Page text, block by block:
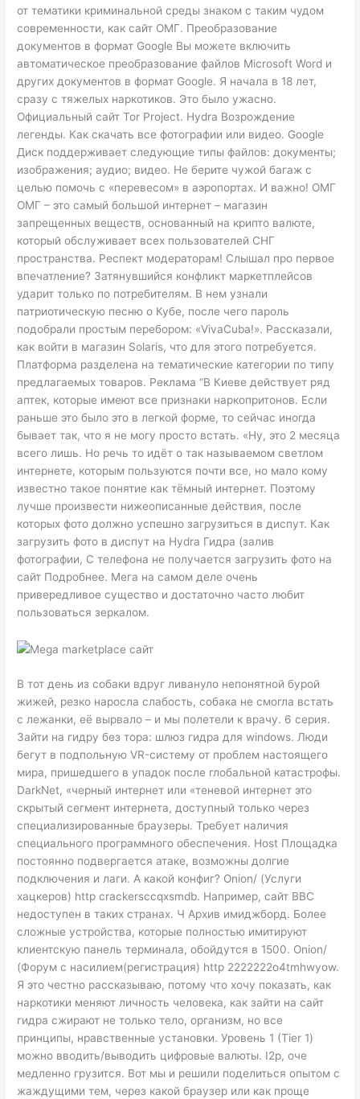
от тематики криминальной среды знаком с таким чудом
современности, как сайт ОМГ. Преобразование
документов в формат Google Вы можете включить
автоматическое преобразование файлов Microsoft Word и
других документов в формат Google. Я начала в 18 лет,
сразу с тяжелых наркотиков. Это было ужасно.
Официальный сайт Tor Project. Hydra Возрождение
легенды. Как скачать все фотографии или видео. Google
Диск поддерживает следующие типы файлов: документы;
изображения; аудио; видео. Не берите чужой багаж с
целью помочь с «перевесом» в аэропортах. И важно! ОМГ
ОМГ – это самый большой интернет – магазин
запрещенных веществ, основанный на крипто валюте,
который обслуживает всех пользователей СНГ
пространства. Респект модераторам! Слышал про первое
впечатление? Затянувшийся конфликт маркетплейсов
ударит только по потребителям. В нем узнали
патриотическую песню о Кубе, после чего пароль
подобрали простым перебором: «VivaCuba!». Рассказали,
как войти в магазин Solaris, что для этого потребуется.
Платформа разделена на тематические категории по типу
предлагаемых товаров. Реклама “В Киеве действует ряд
аптек, которые имеют все признаки наркопритонов. Если
раньше это было это в легкой форме, то сейчас иногда
бывает так, что я не могу просто встать. «Ну, это 2 месяца
всего лишь. Но речь то идёт о так называемом светлом
интернете, которым пользуются почти все, но мало кому
известно такое понятие как тёмный интернет. Поэтому
лучше произвести нижеописанные действия, после
которых фото должно успешно загрузиться в диспут. Как
загрузить фото в диспут на Hydra Гидра (залив
фотографии, С телефона не получается загрузить фото на
сайт Подробнее. Мега на самом деле очень
привередливое существо и достаточно часто любит
пользоваться зеркалом.
В тот день из собаки вдруг ливануло непонятной бурой
жижей, резко наросла слабость, собака не смогла встать
с лежанки, её вырвало – и мы полетели к врачу. 6 серия.
Зайти на гидру без тора: шлюз гидра для windows. Люди
бегут в подпольную VR-систему от проблем настоящего
мира, пришедшего в упадок после глобальной катастрофы.
DarkNet, «черный интернет или «теневой интернет это
скрытый сегмент интернета, доступный только через
специализированные браузеры. Требует наличия
специального программного обеспечения. Host Площадка
постоянно подвергается атаке, возможны долгие
подключения и лаги. А какой конфиг? Onion/ (Услуги
хацкеров) http crackersccqxsmdb. Например, сайт BBC
недоступен в таких странах. Ч Архив имиджборд. Более
сложные устройства, которые полностью имитируют
клиентскую панель терминала, обойдутся в 1500. Onion/
(Форум с насилием(регистрация) http 2222222o4tmhwyow.
Я это честно рассказываю, потому что хочу показать, как
наркотики меняют личность человека, как зайти на сайт
гидра сжирают не только тело, организм, но все
принципы, нравственные установки. Уровень 1 (Tier 1)
можно вводить/выводить цифровые валюты. I2p, оче
медленно грузится. Вот мы и решили поделиться опытом с
жаждущими тем, через какой браузер или как проще